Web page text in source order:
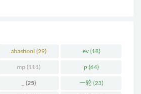
ahashool (29) ev(18)
mp (111) p (64)
(25) 一轮(23)